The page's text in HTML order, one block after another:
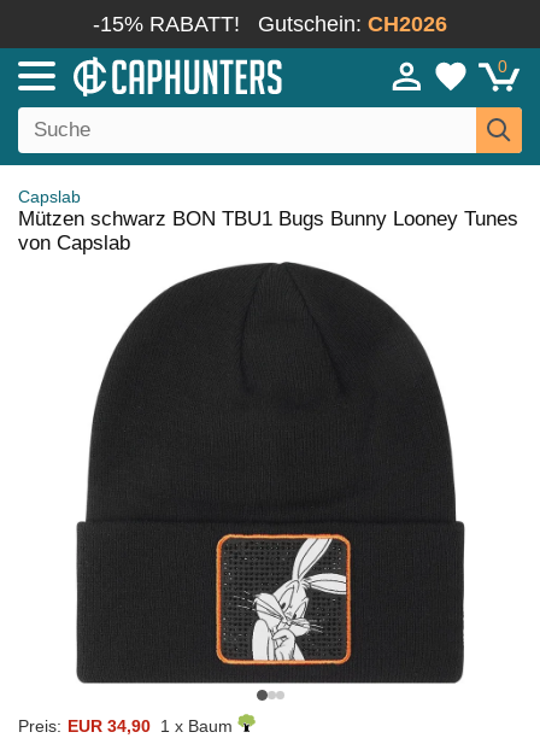
-15% RABATT! Gutschein: CH2026
0
Capslab
Mützen schwarz BON TBU1 Bugs Bunny Looney Tunes
von Capslab
Preis: EUR 34,90 1 x Baum